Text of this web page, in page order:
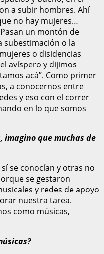
a subir hombres. Ahí
no hay mujeres…
un montón de
subestimación o la
o disidencias
avíspero y dijimos
acá”. Como primer
a conocernos entre
y eso con el correr
en lo que somos
imagino que muchas de
se conocían y otras no
se gestaron
y redes de apoyo
nuestra tarea.
como músicas,